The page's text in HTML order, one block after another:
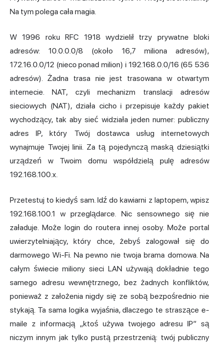
Na tym polega cała magia.
W 1996 roku RFC 1918 wydzielił trzy prywatne bloki
adresów: 10.0.0.0/8 (około 16,7 miliona adresów),
172.16.0.0/12 (nieco ponad milion) i 192.168.0.0/16 (65 536
adresów). Żadna trasa nie jest trasowana w otwartym
internecie. NAT, czyli mechanizm translacji adresów
sieciowych (NAT), działa cicho i przepisuje każdy pakiet
wychodzący, tak aby sieć widziała jeden numer: publiczny
adres IP, który Twój dostawca usług internetowych
wynajmuje Twojej linii. Za tą pojedynczą maską dziesiątki
urządzeń w Twoim domu współdzielą pulę adresów
192.168.100.x.
Przetestuj to kiedyś sam. Idź do kawiarni z laptopem, wpisz
192.168.100.1 w przeglądarce. Nic sensownego się nie
załaduje. Może login do routera innej osoby. Może portal
uwierzytelniający, który chce, żebyś zalogował się do
darmowego Wi-Fi. Na pewno nie twoja brama domowa. Na
całym świecie miliony sieci LAN używają dokładnie tego
samego adresu wewnętrznego, bez żadnych konfliktów,
ponieważ z założenia nigdy się ze sobą bezpośrednio nie
stykają. Ta sama logika wyjaśnia, dlaczego te straszące e-
maile z informacją „ktoś używa twojego adresu IP” są
niczym innym jak tylko pustą przestrzenią: twój publiczny